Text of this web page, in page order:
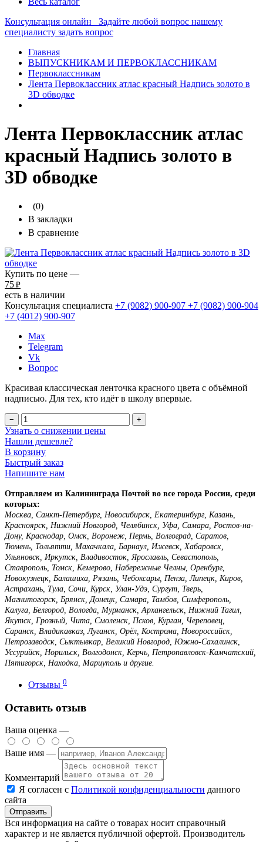
Консультация онлайн
Задайте любой вопрос нашему
специалисту задать вопрос
Главная
ВЫПУСКНИКАМ И ПЕРВОКЛАССНИКАМ
Первоклассникам
Лента Первоклассник атлас красный Надпись золото в
3D обводке
Лента Первоклассник атлас
красный Надпись золото в
3D обводке
(0)
В закладки
В сравнение
Купить по цене —
75 ₽
есть в наличии
Консультация специалиста +7 (9082) 900-907 +7 (9082) 900-904
+7 (4012) 900-907
Max
Telegram
Vk
Вопрос
Красивая классическая ленточка красного цвета с объёмной
надписью. Для тех, кто идёт в школу впервые.
− +
Узнать о снижении цены
Нашли дешевле?
В корзину
Быстрый заказ
Напишите нам
Отправляем из Калининграда Почтой во все города России, среди
которых:
Москва, Санкт-Петербург, Новосибирск, Екатеринбург, Казань,
Красноярск, Нижний Новгород, Челябинск, Уфа, Самара, Ростов-на-
Дону, Краснодар, Омск, Воронеж, Пермь, Волгоград, Саратов,
Тюмень, Тольятти, Махачкала, Барнаул, Ижевск, Хабаровск,
Ульяновск, Иркутск, Владивосток, Ярославль, Севастополь,
Ставрополь, Томск, Кемерово, Набережные Челны, Оренбург,
Новокузнецк, Балашиха, Рязань, Чебоксары, Пенза, Липецк, Киров,
Астрахань, Тула, Сочи, Курск, Улан-Удэ, Сургут, Тверь,
Магнитогорск, Брянск, Донецк, Самара, Тамбов, Симферополь,
Калуга, Белгород, Вологда, Мурманск, Архангельск, Нижний Тагил,
Якутск, Грозный, Чита, Смоленск, Псков, Курган, Череповец,
Саранск, Владикавказ, Луганск, Орёл, Кострома, Новороссийск,
Петрозаводск, Сыктывкар, Великий Новгород, Южно-Сахалинск,
Уссурийск, Норильск, Волгодонск, Керчь, Петропавловск-Камчатский,
Пятигорск, Находка, Мариуполь и другие.
Отзывы 0
Оставить отзыв
Ваша оценка —
Ваше имя —
Комментарий
Я согласен с Политикой конфиденциальности данного
сайта
Вся информация на сайте о товарах носит справочный
характер и не является публичной офертой. Производитель